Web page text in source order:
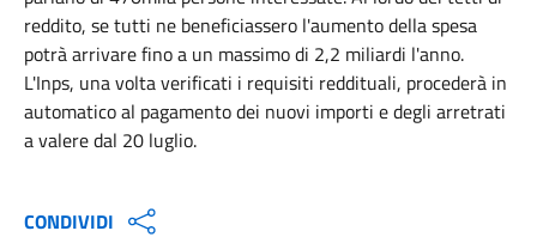
reddito, se tutti ne beneficiassero l'aumento della spesa
potrà arrivare fino a un massimo di 2,2 miliardi l'anno.
L'Inps, una volta verificati i requisiti reddituali, procederà in
automatico al pagamento dei nuovi importi e degli arretrati
a valere dal 20 luglio.
CONDIVIDI